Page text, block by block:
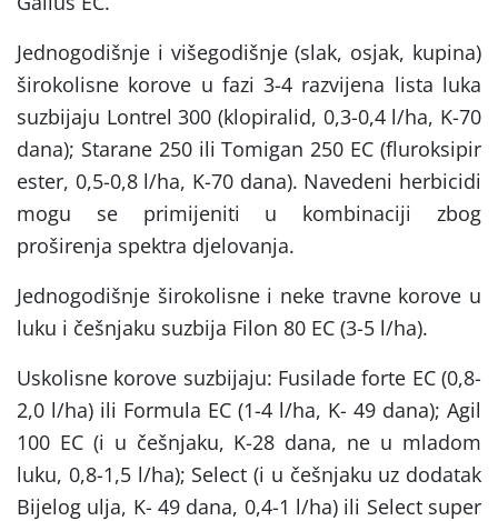
Jednogodišnje i višegodišnje (slak, osjak, kupina)
širokolisne korove u fazi 3-4 razvijena lista luka
suzbijaju Lontrel 300 (klopiralid, 0,3-0,4 l/ha, K-70
dana); Starane 250 ili Tomigan 250 EC (fluroksipir
ester, 0,5-0,8 l/ha, K-70 dana). Navedeni herbicidi
mogu se primijeniti u kombinaciji zbog
proširenja spektra djelovanja.
Jednogodišnje širokolisne i neke travne korove u
luku i češnjaku suzbija Filon 80 EC (3-5 l/ha).
Uskolisne korove suzbijaju: Fusilade forte EC (0,8-
2,0 l/ha) ili Formula EC (1-4 l/ha, K- 49 dana); Agil
100 EC (i u češnjaku, K-28 dana, ne u mladom
luku, 0,8-1,5 l/ha); Select (i u češnjaku uz dodatak
Bijelog ulja, K- 49 dana, 0,4-1 l/ha) ili Select super